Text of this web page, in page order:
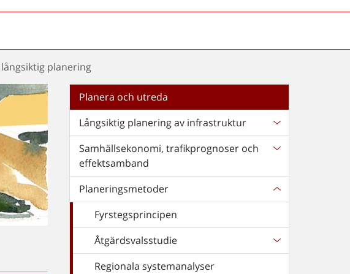
planering
Planera och utreda
Långsiktig planering av infrastruktur
Samhällsekonomi, trafikprognoser och
effektsamband
Planeringsmetoder
Fyrstegsprincipen
Åtgärdsvalsstudie
Regionala systemanalyser